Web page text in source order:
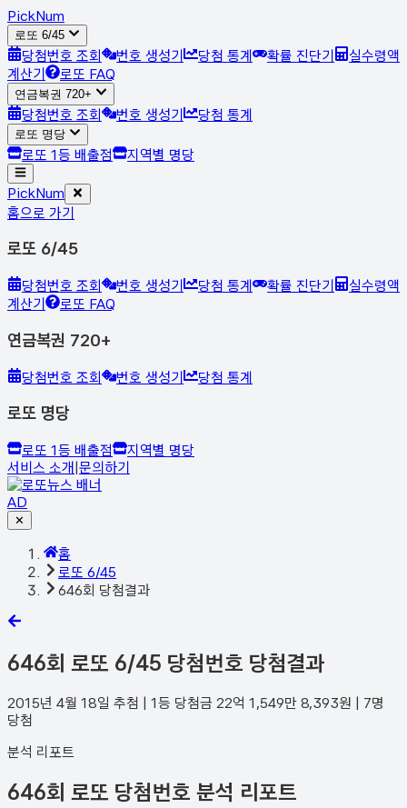
PickNum
로또 6/45
당첨번호 조회 번호 생성기 당첨 통계 확률 진단기
실수령액
계산기
로또 FAQ
연금복권 720+
당첨번호 조회 번호 생성기 당첨 통계
로또 명당
로또 1등 배출점 지역별 명당
PickNum
홈으로 가기
로또 6/45
당첨번호 조회 번호 생성기 당첨 통계 확률 진단기
실수령액
계산기
로또 FAQ
연금복권 720+
당첨번호 조회 번호 생성기 당첨 통계
로또 명당
로또 1등 배출점
지역별 명당
서비스 소개|문의하기
AD
✕
홈
로또 6/45
646회 당첨결과
646회 로또 6/45 당첨번호 당첨결과
2015년 4월 18일 추첨 | 1등 당첨금 22억 1,549만 8,393원 | 7명
당첨
분석 리포트
646회 로또 당첨번호 분석 리포트